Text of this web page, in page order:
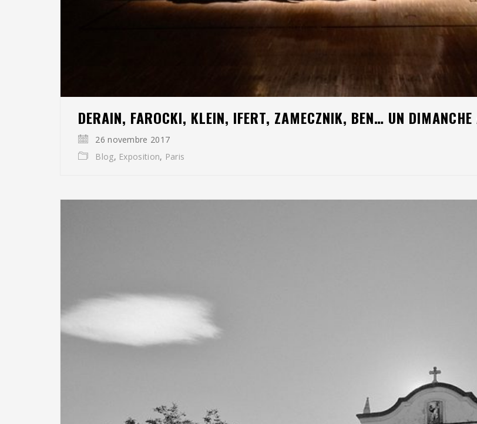
DERAIN, FAROCKI, KLEIN, IFERT, ZAMECZNIK, BEN… UN DIMANCHE
26 novembre 2017
Blog, Exposition, Paris